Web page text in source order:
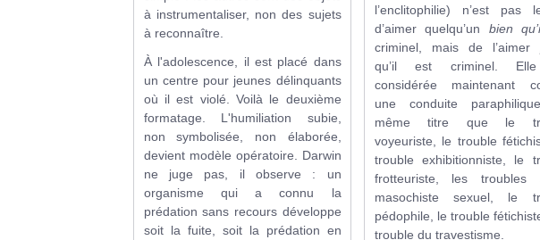
à instrumentaliser, non des sujets
à reconnaître.
À l'adolescence, il est placé dans
un centre pour jeunes délinquants
où il est violé. Voilà le deuxième
formatage. L'humiliation subie,
non symbolisée, non élaborée,
devient modèle opératoire. Darwin
ne juge pas, il observe : un
organisme qui a connu la
prédation sans recours développe
soit la fuite, soit la prédation en
l’enclitophilie) n’est pas
d’aimer quelqu’un bien
criminel, mais de l’aimer
qu’il est criminel.
considérée maintenant
une conduite
même titre que le
voyeuriste, le trouble
trouble exhibitionniste, le
frotteuriste, les troubles
masochiste sexuel, le
pédophile, le trouble
trouble du travestisme.